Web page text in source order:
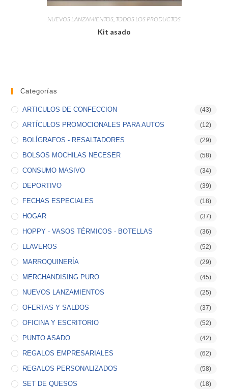
NUEVOS LANZAMIENTOS, TODOS LOS PRODUCTOS
Kit asado
Categorías
ARTICULOS DE CONFECCION (43)
ARTÍCULOS PROMOCIONALES PARA AUTOS (12)
BOLÍGRAFOS - RESALTADORES (29)
BOLSOS MOCHILAS NECESER (58)
CONSUMO MASIVO (34)
DEPORTIVO (39)
FECHAS ESPECIALES (18)
HOGAR (37)
HOPPY - VASOS TÉRMICOS - BOTELLAS (36)
LLAVEROS (52)
MARROQUINERÍA (29)
MERCHANDISING PURO (45)
NUEVOS LANZAMIENTOS (25)
OFERTAS Y SALDOS (37)
OFICINA Y ESCRITORIO (52)
PUNTO ASADO (42)
REGALOS EMPRESARIALES (62)
REGALOS PERSONALIZADOS (58)
SET DE QUESOS (18)